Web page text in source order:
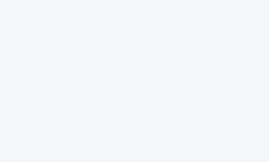
هورمونی بدن را مختل کرده و
که این امر تأثیرات منفی بر